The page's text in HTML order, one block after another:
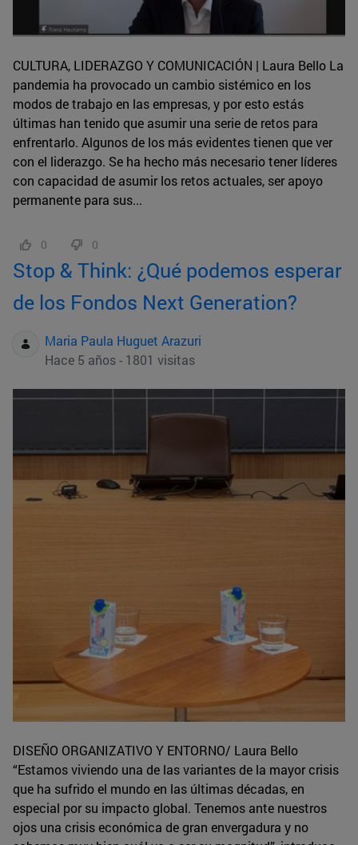
CULTURA, LIDERAZGO Y COMUNICACIÓN | Laura Bello La
pandemia ha provocado un cambio sistémico en los
modos de trabajo en las empresas, y por esto estás
últimas han tenido que asumir una serie de retos para
enfrentarlo. Algunos de los más evidentes tienen que ver
con el liderazgo. Se ha hecho más necesario tener líderes
con capacidad de asumir los retos actuales, ser apoyo
permanente para sus...
0 0
Stop & Think: ¿Qué podemos esperar
de los Fondos Next Generation?
Maria Paula Huguet Arazuri
Hace 5 años - 1801 visitas
DISEÑO ORGANIZATIVO Y ENTORNO/ Laura Bello
“Estamos viviendo una de las variantes de la mayor crisis
que ha sufrido el mundo en las últimas décadas, en
especial por su impacto global. Tenemos ante nuestros
ojos una crisis económica de gran envergadura y no